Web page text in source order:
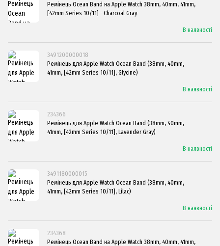
Ремінець Ocean Band на Apple Watch 38mm, 40mm, 41mm,
[42mm Series 10/11] - Charcoal Gray
В наявності
3491200000018
Ремінець для Apple Watch Ocean Band (38mm, 40mm,
41mm, [42mm Series 10/11], Glycine)
В наявності
234366
Ремінець для Apple Watch Ocean Band (38mm, 40mm,
41mm, [42mm Series 10/11], Lavender Gray)
В наявності
3491180000015
Ремінець для Apple Watch Ocean Band (38mm, 40mm,
41mm, [42mm Series 10/11], Lilac)
В наявності
234368
Ремінець Ocean Band на Apple Watch 38mm, 40mm, 41mm,